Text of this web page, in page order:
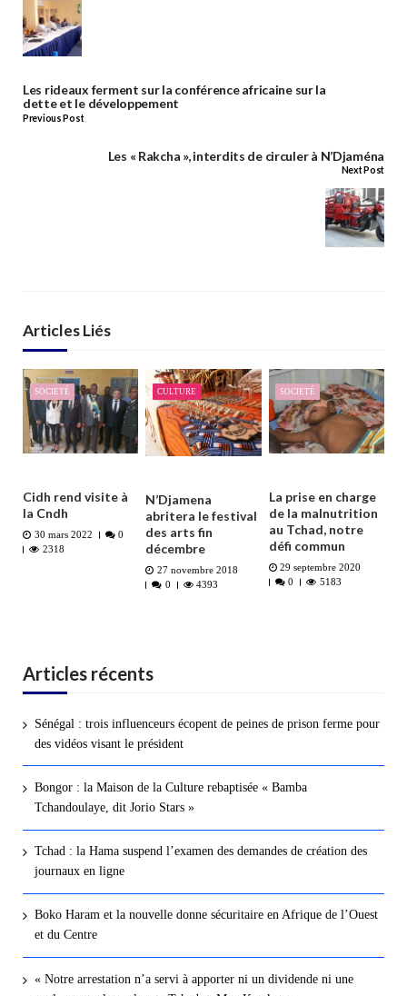
Les rideaux ferment sur la conférence africaine sur la
dette et le développement
Previous Post
Les « Rakcha », interdits de circuler à N’Djaména
Next Post
Articles Liés
SOCIETÉ
Cidh rend visite à
la Cndh
30 mars 2022
0
2318
CULTURE
N’Djamena
abritera le festival
des arts fin
décembre
27 novembre 2018
0
4393
SOCIETÉ
La prise en charge
de la malnutrition
au Tchad, notre
défi commun
29 septembre 2020
0
5183
Articles récents
Sénégal : trois influenceurs écopent de peines de prison ferme pour
des vidéos visant le président
Bongor : la Maison de la Culture rebaptisée « Bamba
Tchandoulaye, dit Jorio Stars »
Tchad : la Hama suspend l’examen des demandes de création des
journaux en ligne
Boko Haram et la nouvelle donne sécuritaire en Afrique de l’Ouest
et du Centre
« Notre arrestation n’a servi à apporter ni un dividende ni une